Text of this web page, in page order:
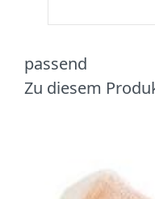
passend
Zu diesem